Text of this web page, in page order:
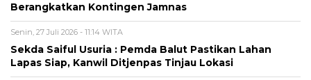
Berangkatkan Kontingen Jamnas
Senin, 27 Juli 2026 - 11:14 WITA
Sekda Saiful Usuria : Pemda Balut Pastikan Lahan
Lapas Siap, Kanwil Ditjenpas Tinjau Lokasi